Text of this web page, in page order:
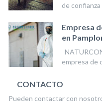
de confianza
Empresa
en
empresa de
CONTACTO
Pueden contactar con